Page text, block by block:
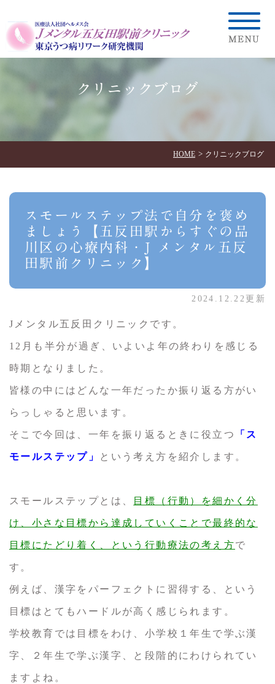
クリニックブログ
HOME クリニックブログ
スモールステップ法で自分を褒め
ましょう【五反田駅からすぐの品
川区の心療内科・J メンタル五反
田駅前クリニック】
2024.12.22更新
Jメンタル五反田クリニックです。
12月も半分が過ぎ、いよいよ年の終わりを感じる
時期となりました。
皆様の中にはどんな一年だったか振り返る方がい
らっしゃると思います。
そこで今回は、一年を振り返るときに役立つ 「ス
モールステップ」 という考え方を紹介します。
スモールステップとは、 目標（行動）を細かく分
け、小さな目標から達成していくことで最終的な
目標にたどり着く、という行動療法の考え方で
す。
例えば、漢字をパーフェクトに習得する、という
目標はとてもハードルが高く感じられます。
学校教育では目標をわけ、小学校１年生で学ぶ漢
字、２年生で学ぶ漢字、と段階的にわけられてい
ますよね。